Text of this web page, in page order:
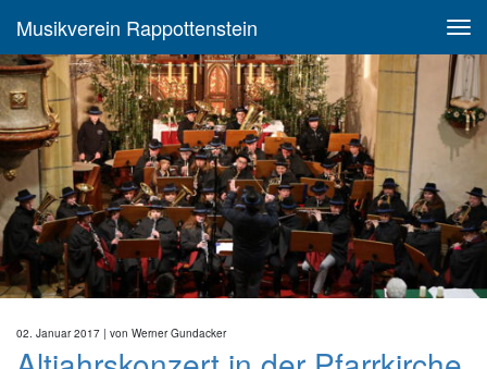
Musikverein Rappottenstein
02. Januar 2017 | von Werner Gundacker